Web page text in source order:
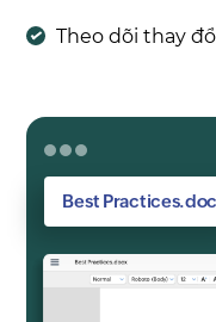
Theo dõi thay
Best